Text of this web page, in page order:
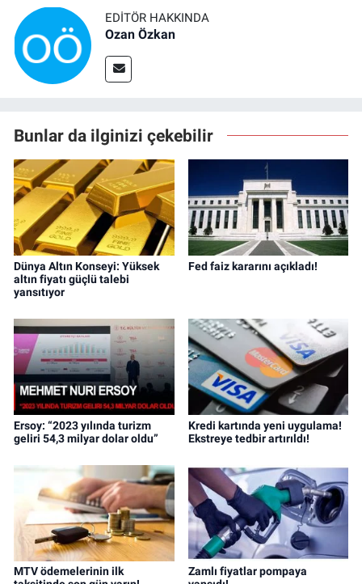
EDITÖR HAKKINDA
Ozan Özkan
Bunlar da ilginizi çekebilir
Dünya Altın Konseyi: Yüksek
altın fiyatı güçlü talebi
yansıtıyor
Fed faiz kararını açıkladı!
Ersoy: “2023 yılında turizm
geliri 54,3 milyar dolar oldu”
Kredi kartında yeni uygulama!
Ekstreye tedbir artırıldı!
MTV ödemelerinin ilk
Zamlı fiyatlar pompaya